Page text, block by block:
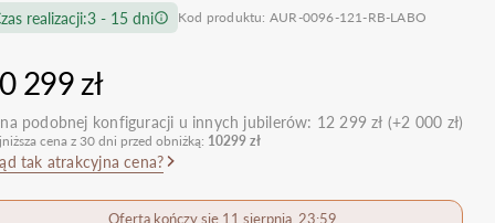
nietypowe
obrączkowe
dostawki
Zobacz wszystkie >
Obrączki Ślubne
Sprawdź bestsellery
realizacji:3 - 15 dni Kod produktu: AUR-0096-121-RB-LABO
299 zł
podobnej konfiguracji u innych jubilerów: 12 299 zł (+2 000 zł)
cena z 30 dni przed obniżką: 10299 zł
tak atrakcyjna cena?
Oferta kończy się 11 sierpnia, 23:59